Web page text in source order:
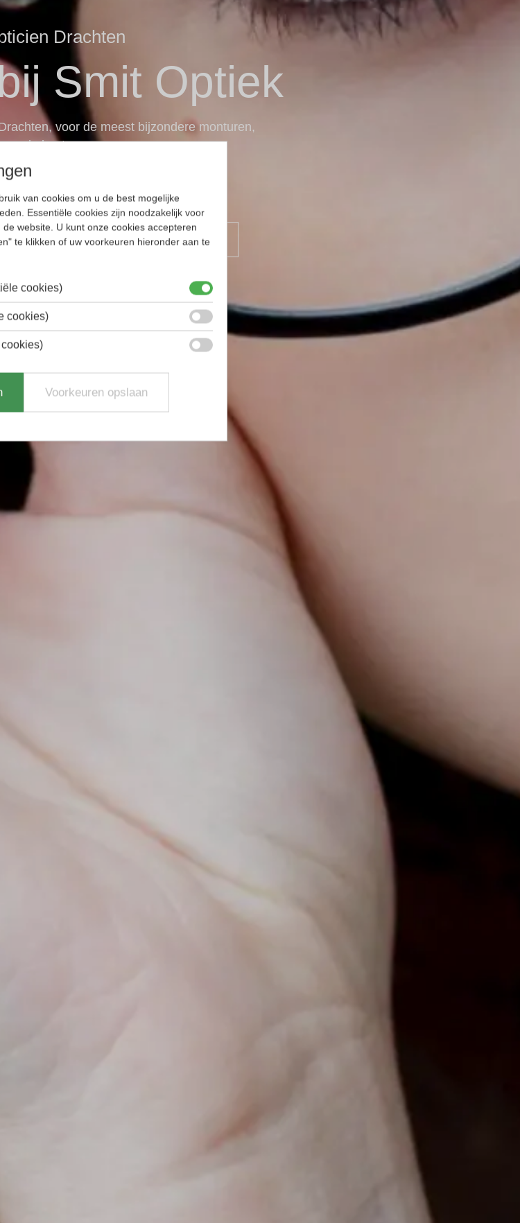
Drachten
Smit Optiek
voor de meest bijzondere monturen,
en de beste zorg voor uw ogen.
Direct afspraak maken
van cookies om u de best mogelijke
Essentiële cookies zijn noodzakelijk voor
website. U kunt onze cookies accepteren
te klikken of uw voorkeuren hieronder aan te
cookies)
cookies)
Voorkeuren opslaan